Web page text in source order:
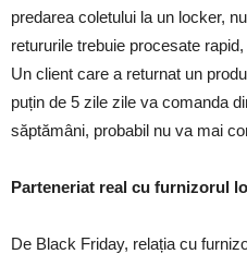
predarea coletului la un locker,
retururile trebuie procesate
Un client care a returnat un
puțin de 5 zile zile va comanda
săptămâni, probabil nu va mai
Parteneriat real cu furnizorul
De Black Friday, relația cu